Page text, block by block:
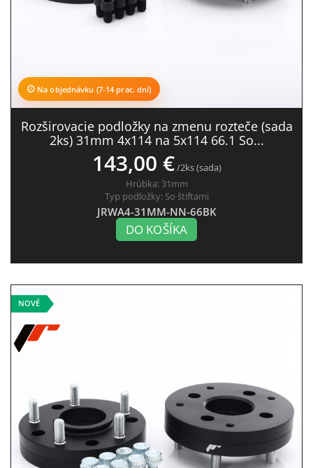
Na objednávku (7-14 prac. dní)
Rozširovacie podložky na zmenu rozteče (sada
2ks) 31mm 4x114 na 5x114 66.1 So...
143,00 €/2ks (sada)
Hrúbka: 31mm
Typ podložky: So štiftami
JRWA4-31MM-NN-66BK
DO KOŠÍKA
NOVÉ